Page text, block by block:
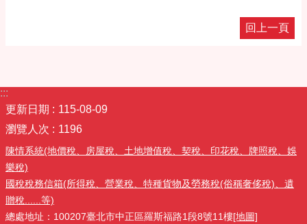
回上一頁
:::
更新日期
115-08-09
瀏覽人次
1196
陳情系統(地價稅、房屋稅、土地增值稅、契稅、印花稅、牌照稅、娛
樂稅)
國稅稅務信箱(所得稅、營業稅、特種貨物及勞務稅(俗稱奢侈稅)、遺
贈稅......等)
總處地址：100207臺北市中正區羅斯福路1段8號11樓[地圖]